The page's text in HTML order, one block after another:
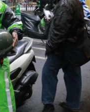
4% dalam 24
50 Hari!